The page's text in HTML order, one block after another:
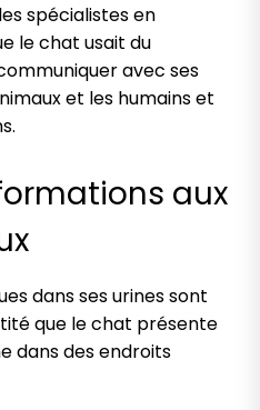
spécialistes en
le chat usait du
avec ses
et les humains et
aux
dans ses urines sont
que le chat présente
dans des endroits